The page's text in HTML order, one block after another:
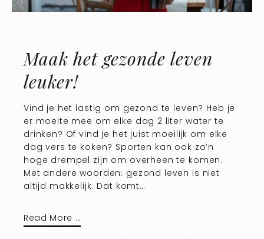
Maak het gezonde leven
leuker!
Vind je het lastig om gezond te leven? Heb je
er moeite mee om elke dag 2 liter water te
drinken? Of vind je het juist moeilijk om elke
dag vers te koken? Sporten kan ook zo’n
hoge drempel zijn om overheen te komen.
Met andere woorden: gezond leven is niet
altijd makkelijk. Dat komt…
Read More …